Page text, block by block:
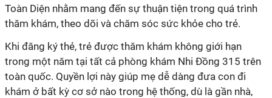
Toàn Diện nhằm mang đến sự thuận tiện trong quá trình
thăm khám, theo dõi và chăm sóc sức khỏe cho trẻ.
Khi đăng ký thẻ, trẻ được thăm khám không giới hạn
trong một năm tại tất cả phòng khám Nhi Đồng 315 trên
toàn quốc. Quyền lợi này giúp mẹ dễ dàng đưa con đi
khám ở bất kỳ cơ sở nào trong hệ thống, dù là gần nhà,